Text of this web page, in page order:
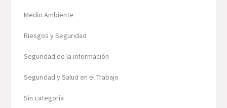
Medio Ambiente
Riesgos y Seguridad
Seguridad de la información
Seguridad y Salud en el Trabajo
Sin categoría